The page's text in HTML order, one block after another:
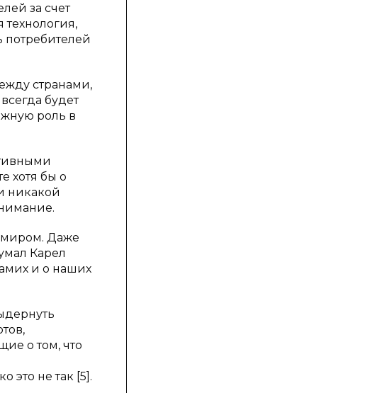
за счет
технология,
потребителей
странами,
будет
роль в
хотя бы о
никакой
миром. Даже
Карел
и о наших
о том, что
это не так [5].